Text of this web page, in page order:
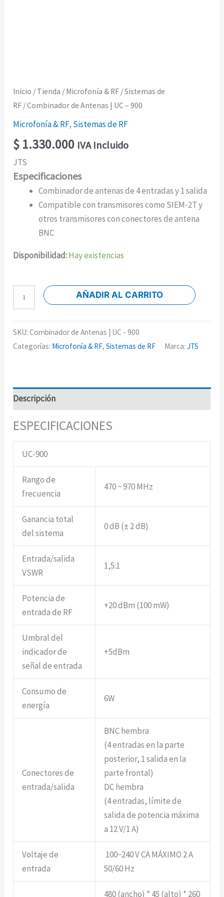
Inicio / Tienda / Microfonía & RF /Sistemas de
RF / Combinador de Antenas | UC – 900
Microfonía & RF, Sistemas de RF
$ 1.330.000 IVA Incluido
JTS
Especificaciones
Combinador de antenas de 4 entradas y 1 salida
Compatible con transmisores como SIEM-2T y
otros transmisores con conectores de antena
BNC
Disponibilidad:Hay existencias
AÑADIR AL CARRITO
SKU:Combinador de Antenas | UC - 900
Categorías: Microfonía & RF,Sistemas de RF Marca:JTS
Descripción
ESPECIFICACIONES
UC-900
Rango de
frecuencia
470 ~ 970 MHz
Ganancia total
del sistema
0 dB (± 2 dB)
Entrada/salida
VSWR
1,5:1
Potencia de
entrada de RF
+20 dBm (100 mW)
Umbral del
indicador de
señal de entrada
+5dBm
Consumo de
energía
6W
Conectores de
entrada/salida
BNC hembra
(4 entradas en la parte
posterior, 1 salida en la
parte frontal)
DC hembra
(4 entradas, límite de
salida de potencia máxima
a 12 V/1 A)
Voltaje de
entrada
100~240 V CA MÁXIMO 2 A
50/60 Hz
480 (ancho) * 45 (alto) * 260